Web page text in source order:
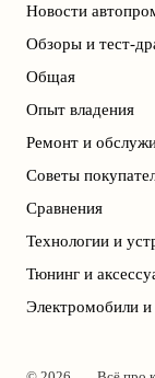
Новости
Обзоры и тест-
Общая
Опыт владения
Ремонт и
Советы
Сравнения
Технологии и
Тюнинг и
Электромобили